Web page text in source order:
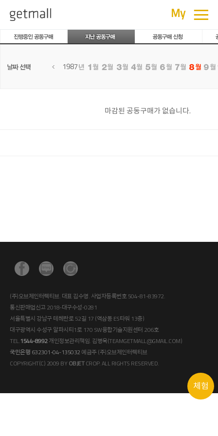
My ≡
공동구매
1987
마감된 공동구매가 없습니다.
(주)오브제인터랙티브. 대표 김수영. 사업자등록번호 504-81-83972.
통신판매업신고 2018-대구수성-0281
서울특별시 강남구 테헤란로 52길 17 (역삼동 ES타워 13층)
대구광역시 수성구 알파시티1로 170 SW융합기술지원센터 206호
TEL.1544-8992개인정보관리책임. 김병욱(TEAMGETMALL@GMAIL.COM)
국민은행 632301-04-135032 예금주 (주)오브제인터랙티브
COPYRIGHT(C) 2009 BYOBJETCROP. ALL RIGHTS RESERVED.
체험